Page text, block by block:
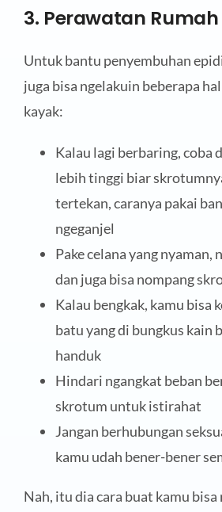
3. Perawatan Rumah
Untuk bantu penyembuhan
juga bisa ngelakuin beberapa
kayak:
Kalau lagi berbaring, coba
lebih tinggi biar
tertekan, caranya pakai
ngeganjel
Pake celana yang nyaman,
dan juga bisa nompang
Kalau bengkak, kamu bisa
batu yang di bungkus kain
handuk
Hindari ngangkat beban
skrotum untuk istirahat
Jangan berhubungan
kamu udah bener-bener
Nah, itu dia cara buat kamu bisa